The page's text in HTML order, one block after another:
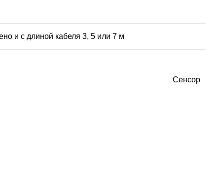
и с длиной кабеля 3, 5 или 7 м
Сенсор